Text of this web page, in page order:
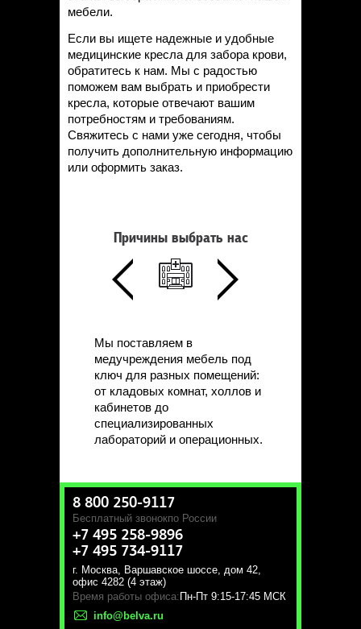
мебели.
Если вы ищете надежные и удобные
медицинские кресла для забора крови,
обратитесь к нам. Мы с радостью
поможем вам выбрать и приобрести
кресла, которые отвечают вашим
потребностям и требованиям.
Свяжитесь с нами уже сегодня, чтобы
получить дополнительную информацию
или оформить заказ.
Причины выбрать нас
Мы поставляем в
медучреждения мебель под
ключ для разных помещений:
от кладовых комнат, холлов и
кабинетов до
специализированных
лабораторий и операционных.
8 800 250-9117
Бесплатный звонокпо России
+7 495 258-9896
+7 495 734-9117
г. Москва, Варшавское шоссе, дом 42,
офис 4282 (4 этаж)
Время работы офиса: Пн-Пт 9:15-17:45 МСК
info@belva.ru